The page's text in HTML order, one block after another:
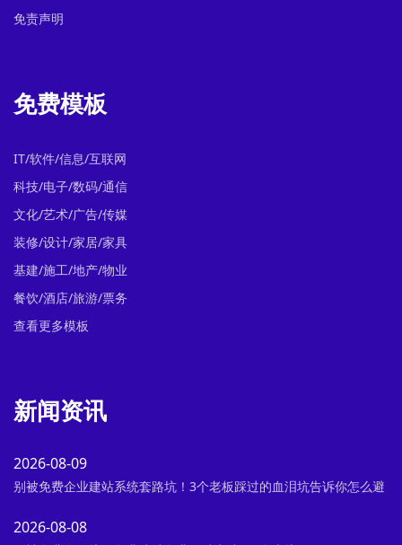
免责声明
免费模板
IT/软件/信息/互联网
科技/电子/数码/通信
文化/艺术/广告/传媒
装修/设计/家居/家具
基建/施工/地产/物业
餐饮/酒店/旅游/票务
查看更多模板
新闻资讯
2026-08-09
别被免费企业建站系统套路坑！3个老板踩过的血泪坑告诉你怎么避
2026-08-08